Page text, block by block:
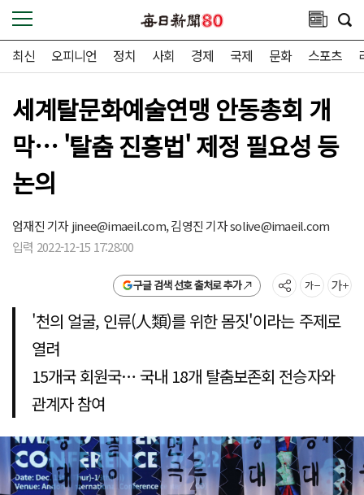
최신 오피니언 정치 사회 경제 국제 문화 스포츠
세계탈문화예술연맹 안동총회 개
막… '탈춤 진흥법' 제정 필요성 등
논의
엄재진 기자jinee@imaeil.com,김영진 기자solive@imaeil.com
입력 2022-12-15 17:28:00
구글 검색 선호 출처로 추가
'천의 얼굴, 인류(人類)를 위한 몸짓'이라는 주제로
열려
15개국 회원국… 국내 18개 탈춤보존회 전승자와
관계자 참여